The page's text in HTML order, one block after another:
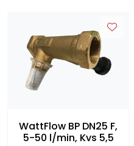
WattFlow BP DN25 F,
5-50 l/min, Kvs 5,5
Snøsmelt
Sprinkler
Tappevann